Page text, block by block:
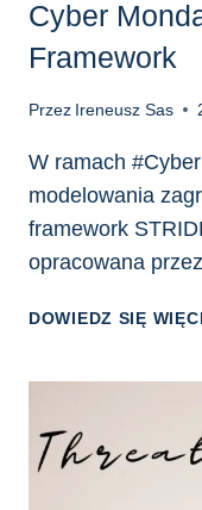
Cyber
Framework
Przez Ireneusz Sas
W ramach
modelowania
framework
opracowana
DOWIEDZ SIĘ